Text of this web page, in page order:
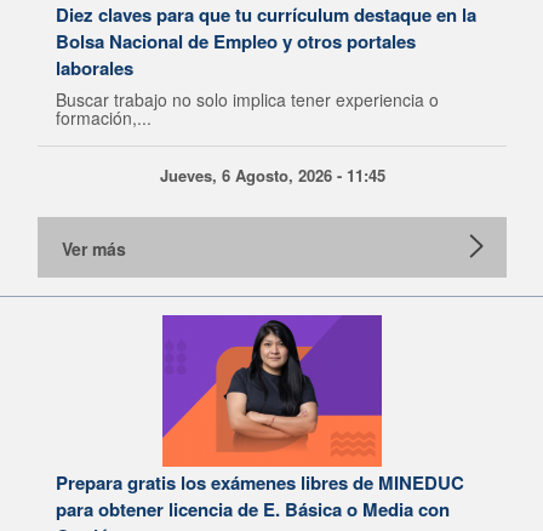
Diez claves para que tu currículum destaque en la
Bolsa Nacional de Empleo y otros portales
laborales
Buscar trabajo no solo implica tener experiencia o
formación,...
Jueves, 6 Agosto, 2026 - 11:45
Ver más
Prepara gratis los exámenes libres de MINEDUC
para obtener licencia de E. Básica o Media con